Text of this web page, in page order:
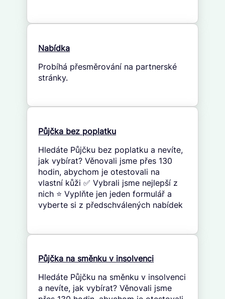
Nabídka
Probíhá přesměrování na partnerské
stránky.
Půjčka bez poplatku
Hledáte Půjčku bez poplatku a nevíte,
jak vybírat? Věnovali jsme přes 130
hodin, abychom je otestovali na
vlastní kůži ✅ Vybrali jsme nejlepší z
nich ⭐ Vyplňte jen jeden formulář a
vyberte si z předschválených nabídek
Půjčka na směnku v insolvenci
Hledáte Půjčku na směnku v insolvenci
a nevíte, jak vybírat? Věnovali jsme